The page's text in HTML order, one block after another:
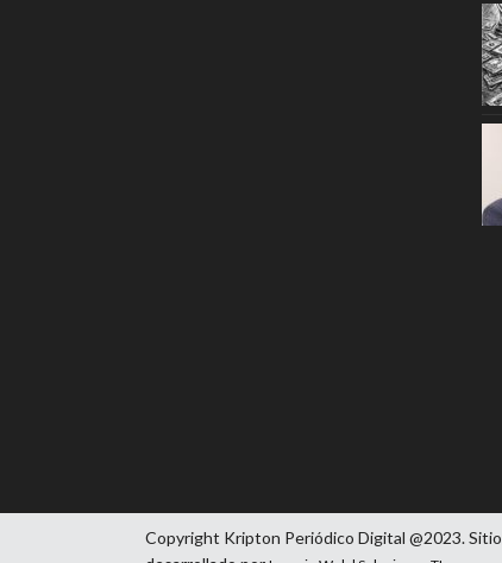
Copyright Kripton Periódico Digital @2023. Sitio